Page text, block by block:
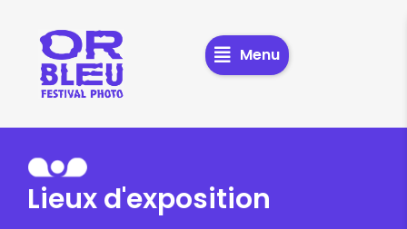
Menu
Lieux d'exposition